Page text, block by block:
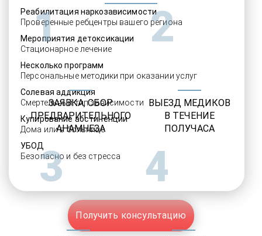
Реабилитация наркозависимости
Проверенные ребцентры вашего региона
Мероприятия детоксикации
Стационарное лечение
Несколько программ
Персональные методики при оказании услуг
Солевая аддикция
Смертельный тип зависимости
Купирование абстиненции
Дома или в больнице
УБОД
Безопасно и без стресса
Получить консультацию
1
ЗАЯВКА, СБОР
ПРЕДВАРИТЕЛЬНОГО
АНАМНЕЗА
2
ВЫЕЗД МЕДИКОВ
В ТЕЧЕНИЕ
ПОЛУЧАСА
3 4